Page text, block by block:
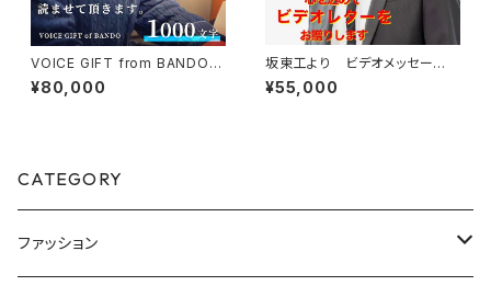
VOICE GIFT from BANDO
大切なあの人に声のギフト（100
0文字以下編）手紙や詩の代読
¥80,000
坂東工より ビデオメッセー
ジ 代読編 （200字以内）
¥55,000
CATEGORY
ファッション